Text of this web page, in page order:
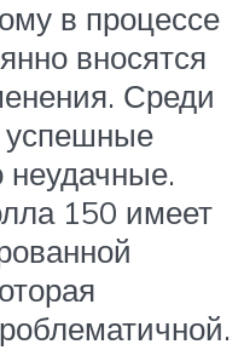
в процессе
вносятся
Среди
успешные
неудачные.
150 имеет